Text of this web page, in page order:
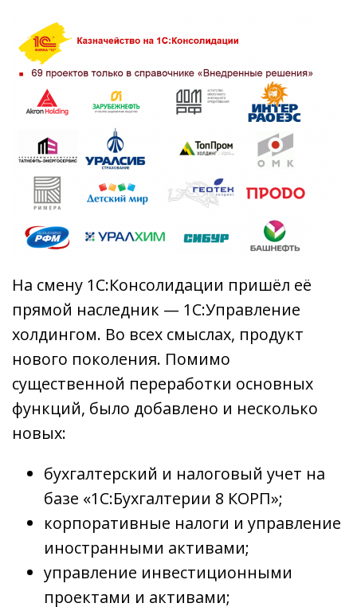
На смену 1С:Консолидации пришёл её
прямой наследник — 1С:Управление
холдингом. Во всех смыслах, продукт
нового поколения. Помимо
существенной переработки основных
функций, было добавлено и несколько
новых:
бухгалтерский и налоговый учет на
базе «1С:Бухгалтерии 8 КОРП»;
корпоративные налоги и управление
иностранными активами;
управление инвестиционными
проектами и активами;